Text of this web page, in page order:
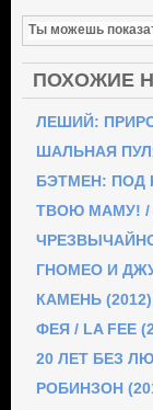
Ты можешь
ПОХОЖИЕ
ЛЕШИЙ:
ШАЛЬНАЯ ПУЛЯ
БЭТМЕН: ПОД
ТВОЮ МАМУ! /
ГНОМЕО И
КАМЕНЬ (2012)
ФЕЯ / LA FEE
20 ЛЕТ БЕЗ
РОБИНЗОН